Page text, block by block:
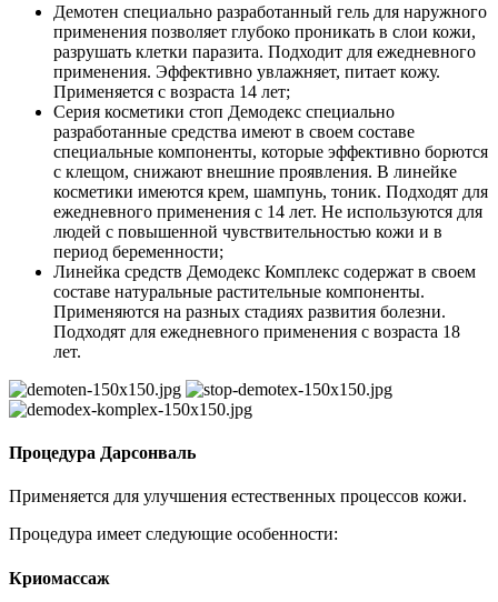
Демотен специально разработанный гель для наружного
применения позволяет глубоко проникать в слои кожи,
разрушать клетки паразита. Подходит для ежедневного
применения. Эффективно увлажняет, питает кожу.
Применяется с возраста 14 лет;
Серия косметики стоп Демодекс специально
разработанные средства имеют в своем составе
специальные компоненты, которые эффективно борются
с клещом, снижают внешние проявления. В линейке
косметики имеются крем, шампунь, тоник. Подходят для
ежедневного применения с 14 лет. Не используются для
людей с повышенной чувствительностью кожи и в
период беременности;
Линейка средств Демодекс Комплекс содержат в своем
составе натуральные растительные компоненты.
Применяются на разных стадиях развития болезни.
Подходят для ежедневного применения с возраста 18
лет.
Процедура Дарсонваль
Применяется для улучшения естественных процессов кожи.
Процедура имеет следующие особенности:
Криомассаж